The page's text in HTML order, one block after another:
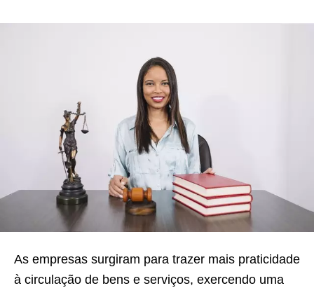
As empresas surgiram para trazer mais praticidade
à circulação de bens e serviços, exercendo uma